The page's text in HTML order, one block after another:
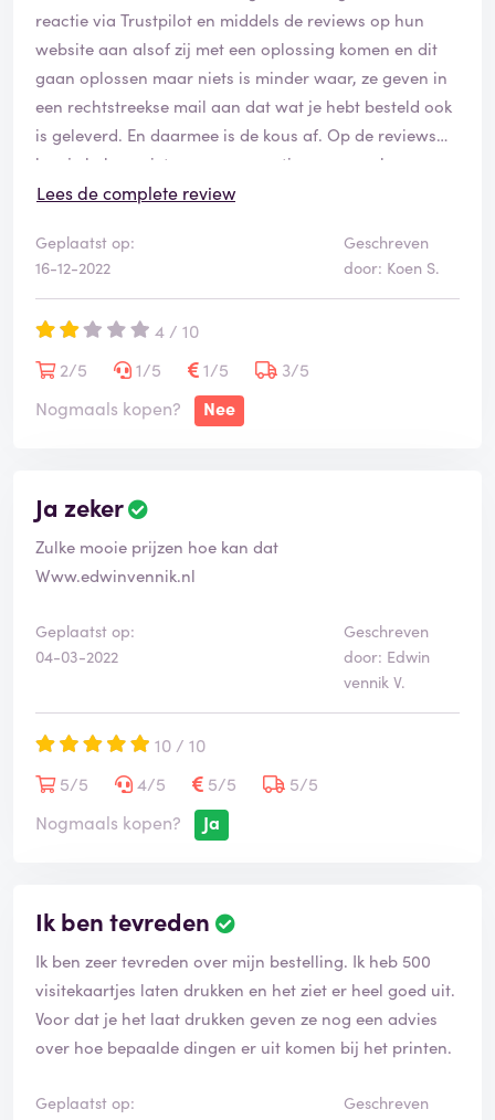
reactie via Trustpilot en middels de reviews op hun
website aan alsof zij met een oplossing komen en dit
gaan oplossen maar niets is minder waar, ze geven in
een rechtstreekse mail aan dat wat je hebt besteld ook
is geleverd. En daarmee is de kous af. Op de reviews
kun je helaas niet weer een reactie geven op hun
antwoord van jouw klacht. Dus het lijkt altijd alsof ze
Dus ons advies voor de serieuze ondernemer die op
zoek is naar een behoorlijk product met opdruk, zoek
een bedrijf die én een monster stuurt en die wellicht
iets duurder is maar hoogstwaarschijnlijk altijd betere
producten levert als Drukwerkdeal.
Lees de complete review
Geplaatst op:
16-12-2022
Geschreven
door: Koen S.
4 / 10
2/5
1/5 1/5
3/5
Nogmaals kopen?
Nee
Ja zeker
Zulke mooie prijzen hoe kan dat
Www.edwinvennik.nl
Geplaatst op:
04-03-2022
Geschreven
door: Edwin
vennik V.
10 / 10
5/5
4/5 5/5
5/5
Nogmaals kopen?
Ja
Ik ben tevreden
Ik ben zeer tevreden over mijn bestelling. Ik heb 500
visitekaartjes laten drukken en het ziet er heel goed uit.
Voor dat je het laat drukken geven ze nog een advies
over hoe bepaalde dingen er uit komen bij het printen.
Geplaatst op:
Geschreven